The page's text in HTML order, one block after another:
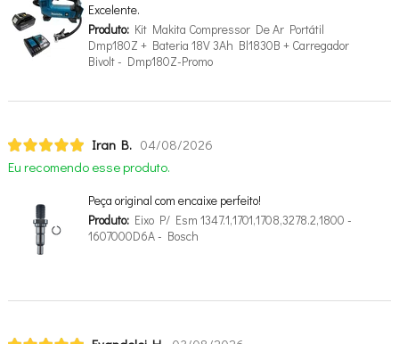
Excelente.
Produto:Kit Makita Compressor De Ar Portátil
Dmp180Z + Bateria 18V 3Ah Bl1830B + Carregador
Bivolt - Dmp180Z-Promo
Iran B. 04/08/2026
Eu recomendo esse produto.
Peça original com encaixe perfeito!
Produto:Eixo P/ Esm 1347.1,1701,1708,3278.2,1800 -
1607000D6A - Bosch